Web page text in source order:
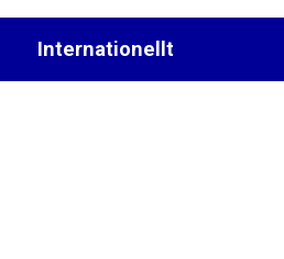
Internationellt